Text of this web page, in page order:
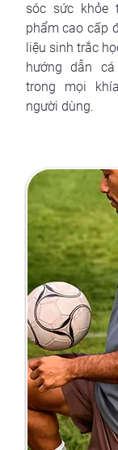
sóc sức khỏe
phẩm cao cấp
liệu sinh trắc
hướng dẫn
trong mọi
người dùng.